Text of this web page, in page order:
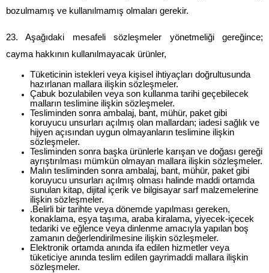
bozulmamış ve kullanılmamış olmaları gerekir.
23. Aşağıdaki mesafeli sözleşmeler yönetmeliği gereğince;
cayma hakkının kullanılmayacak ürünler,
Tüketicinin istekleri veya kişisel ihtiyaçları doğrultusunda
hazırlanan mallara ilişkin sözleşmeler.
Çabuk bozulabilen veya son kullanma tarihi geçebilecek
malların teslimine ilişkin sözleşmeler.
Tesliminden sonra ambalaj, bant, mühür, paket gibi
koruyucu unsurları açılmış olan mallardan; iadesi sağlık ve
hijyen açısından uygun olmayanların teslimine ilişkin
sözleşmeler.
Tesliminden sonra başka ürünlerle karışan ve doğası gereği
ayrıştırılması mümkün olmayan mallara ilişkin sözleşmeler.
Malın tesliminden sonra ambalaj, bant, mühür, paket gibi
koruyucu unsurları açılmış olması halinde maddi ortamda
sunulan kitap, dijital içerik ve bilgisayar sarf malzemelerine
ilişkin sözleşmeler.
.Belirli bir tarihte veya dönemde yapılması gereken,
konaklama, eşya taşıma, araba kiralama, yiyecek-içecek
tedariki ve eğlence veya dinlenme amacıyla yapılan boş
zamanın değerlendirilmesine ilişkin sözleşmeler.
Elektronik ortamda anında ifa edilen hizmetler veya
tüketiciye anında teslim edilen gayrimaddi mallara ilişkin
sözleşmeler.